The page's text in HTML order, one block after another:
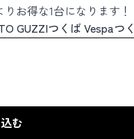
お得な1台になります！
GUZZIつくば Vespaつ
む